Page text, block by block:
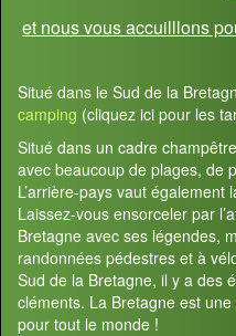
et nous vous accuilllons
Situé dans le Sud de la
camping (cliquez ici pour les
Situé dans un cadre
avec beaucoup de plages, de
L’arrière-pays vaut
Laissez-vous ensorceler par
Bretagne avec ses légendes,
randonnées pédestres et à
Sud de la Bretagne, il y a des
cléments. La Bretagne est
pour tout le monde !